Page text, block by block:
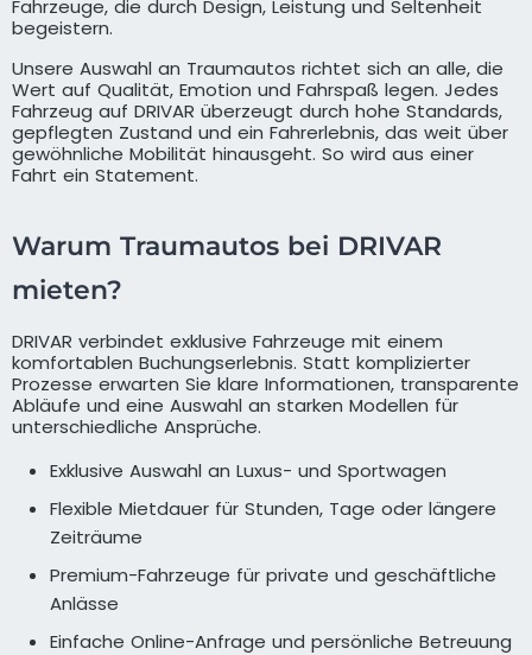
Fahrzeuge, die durch Design, Leistung und Seltenheit
begeistern.
Unsere Auswahl an Traumautos richtet sich an alle, die
Wert auf Qualität, Emotion und Fahrspaß legen. Jedes
Fahrzeug auf DRIVAR überzeugt durch hohe Standards,
gepflegten Zustand und ein Fahrerlebnis, das weit über
gewöhnliche Mobilität hinausgeht. So wird aus einer
Fahrt ein Statement.
Warum Traumautos bei DRIVAR
mieten?
DRIVAR verbindet exklusive Fahrzeuge mit einem
komfortablen Buchungserlebnis. Statt komplizierter
Prozesse erwarten Sie klare Informationen, transparente
Abläufe und eine Auswahl an starken Modellen für
unterschiedliche Ansprüche.
Exklusive Auswahl an Luxus- und Sportwagen
Flexible Mietdauer für Stunden, Tage oder längere
Zeiträume
Premium-Fahrzeuge für private und geschäftliche
Anlässe
Einfache Online-Anfrage und persönliche Betreuung